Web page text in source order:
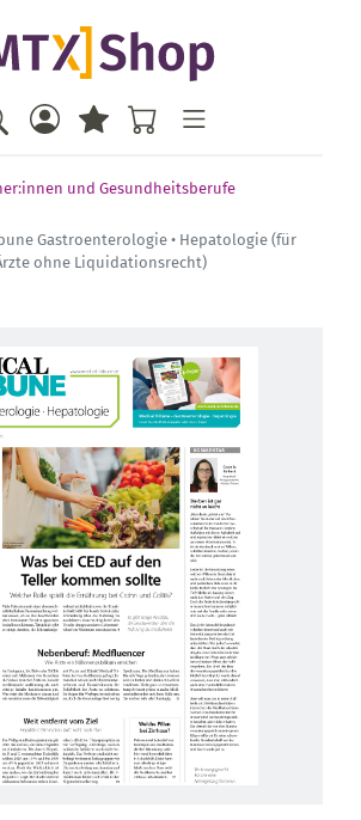
und Gesundheitsberufe
Gastroenterologie • Hepatologie (für
ohne Liquidationsrecht)